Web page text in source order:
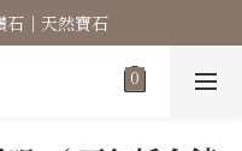
｜珠寶維修
石｜天然寶石
珠寶維修